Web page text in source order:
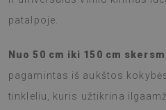
patalpoje.
Nuo 50 cm iki 150 cm
pagamintas iš aukštos
tinkleliu, kuris užtikrina